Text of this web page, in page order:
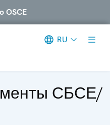
OSCE
RU
СБСЕ/